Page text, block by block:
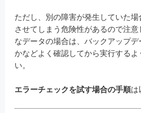
ただし、別の障害が発生していた
させてしまう危険性があるので注
なデータの場合は、バックアップデ
かなどよく確認してから実行するよ
い。
エラーチェックを試す場合の手順は